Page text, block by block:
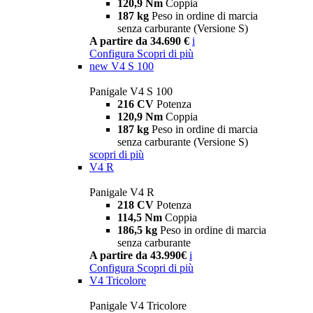
120,9 Nm Coppia
187 kg Peso in ordine di marcia
senza carburante (Versione S)
A partire da 34.690 € i
Configura Scopri di più
new V4 S 100
Panigale V4 S 100
216 CV Potenza
120,9 Nm Coppia
187 kg Peso in ordine di marcia
senza carburante (Versione S)
scopri di più
V4 R
Panigale V4 R
218 CV Potenza
114,5 Nm Coppia
186,5 kg Peso in ordine di marcia
senza carburante
A partire da 43.990€ i
Configura Scopri di più
V4 Tricolore
Panigale V4 Tricolore